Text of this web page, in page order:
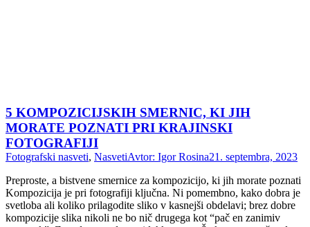
5 KOMPOZICIJSKIH SMERNIC, KI JIH
MORATE POZNATI PRI KRAJINSKI
FOTOGRAFIJI
Fotografski nasveti, NasvetiAvtor: Igor Rosina21. septembra, 2023
Preproste, a bistvene smernice za kompozicijo, ki jih morate poznati
Kompozicija je pri fotografiji ključna. Ni pomembno, kako dobra je
svetloba ali koliko prilagodite sliko v kasnejši obdelavi; brez dobre
kompozicije slika nikoli ne bo nič drugega kot “pač en zanimiv